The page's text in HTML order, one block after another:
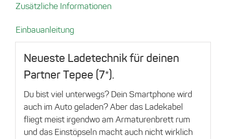
Zusätzliche Informationen
Einbauanleitung
Neueste Ladetechnik für deinen
Partner Tepee (7*).
Du bist viel unterwegs? Dein Smartphone wird
auch im Auto geladen? Aber das Ladekabel
fliegt meist irgendwo am Armaturenbrett rum
und das Einstöpseln macht auch nicht wirklich